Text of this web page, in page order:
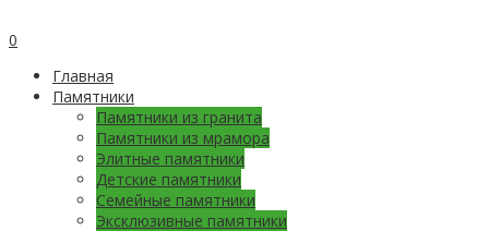
0
Главная
Памятники
Памятники из гранита
Памятники из мрамора
Элитные памятники
Детские памятники
Семейные памятники
Эксклюзивные памятники